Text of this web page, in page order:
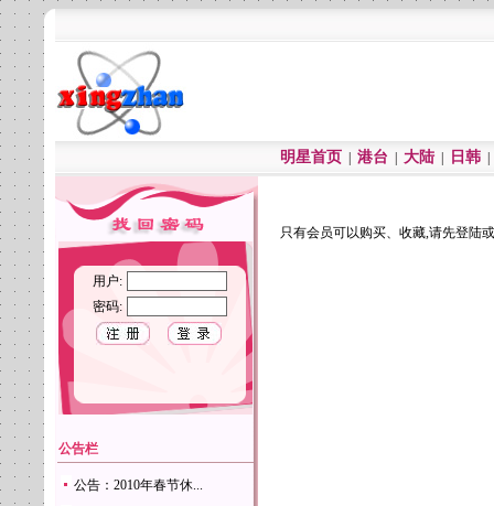
明星首页 港台 大陆 日韩
用户:
密码:
公告栏
公告：2010年春节休...
只有会员可以购买、收藏,请先登陆或